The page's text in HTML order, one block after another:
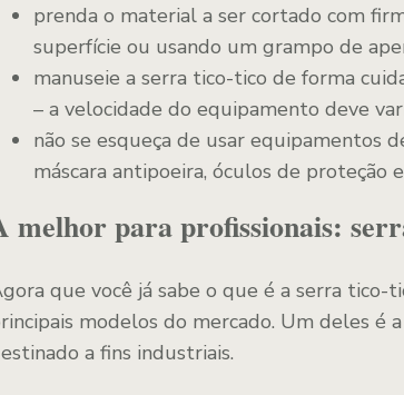
prenda o material a ser cortado com
superfície ou usando um grampo de
manuseie a serra tico-tico de forma
– a velocidade do equipamento deve
não se esqueça de usar equipamentos
máscara antipoeira, óculos de proteção
melhor para profissionais:
que você já sabe o que é a serra tico-
modelos do mercado. Um deles
a fins industriais.